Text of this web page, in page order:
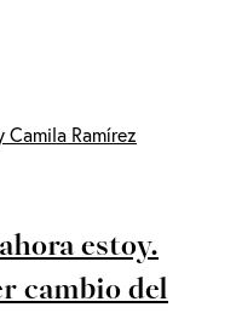
Ramírez
estoy.
cambio del